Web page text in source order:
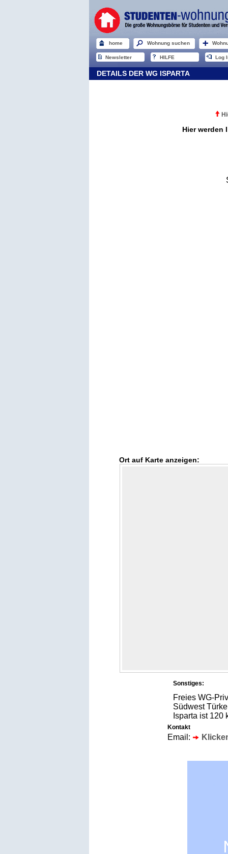
home Wohnung suchen
Newsletter HILFE Log
DETAILS DER WG ISPARTA
Hier werden
Ort auf Karte anzeigen:
Sonstiges:
Freies WG-
Südwest
Isparta ist 120
Kontakt
Email: